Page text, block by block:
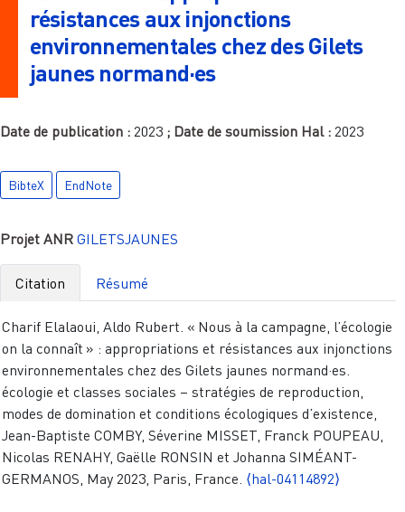
résistances aux injonctions
environnementales chez des Gilets
jaunes normand·es
Date de publication : 2023 ; Date de soumission Hal : 2023
BibteX EndNote
Projet ANR GILETSJAUNES
Citation Résumé
Charif Elalaoui, Aldo Rubert. « Nous à la campagne, l’écologie
on la connaît » : appropriations et résistances aux injonctions
environnementales chez des Gilets jaunes normand·es.
écologie et classes sociales – stratégies de reproduction,
modes de domination et conditions écologiques d’existence,
Jean-Baptiste COMBY, Séverine MISSET, Franck POUPEAU,
Nicolas RENAHY, Gaëlle RONSIN et Johanna SIMÉANT-
GERMANOS, May 2023, Paris, France. ⟨hal-04114892⟩